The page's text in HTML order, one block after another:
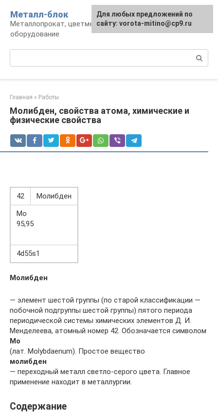
контенту
Металл-блок
Металлопрокат, цветмет, обработка и
оборудование
Главная » Работы
Молибден, свойства атома, химические и
физические свойства
42
Молибден
Mo
95,95
4d55s1
Молибден
— элемент шестой группы (по старой классификации —
побочной подгруппы шестой группы) пятого периода
периодической системы химических элементов Д. И.
Менделеева, атомный номер 42. Обозначается символом
Mo
(лат. Molybdaenum). Простое вещество
молибден
— переходный металл светло-серого цвета. Главное
применение находит в металлургии.
Содержание
Для любых предложений по
сайту: vorota-mitino@cp9.ru